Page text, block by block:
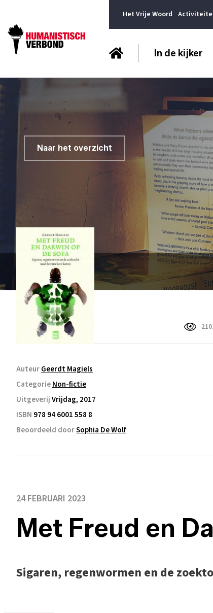
Het Vrije Woord
In de kijker
Naar het overzicht
AuteurGeerdt Magiels
CategorieNon-fictie
UitgeverijVrijdag, 2017
ISBN 978 94 6001 558 8
Beoordeeld doorSophia De Wolf
24 FEBRUARI 2023
Met Freud en
Sigaren, regenwormen en de